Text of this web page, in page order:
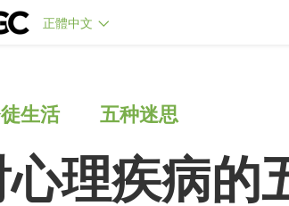
正體中文
生活 五种迷思
心理疾病的